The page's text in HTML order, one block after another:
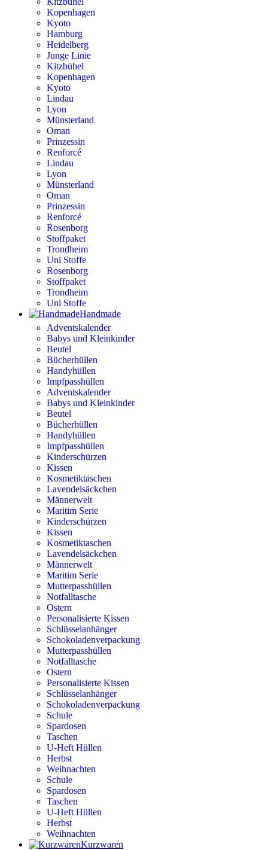
Kopenhagen
Kyoto
Hamburg
Heidelberg
Junge Linie
Kitzbühel
Kopenhagen
Kyoto
Lindau
Lyon
Münsterland
Oman
Prinzessin
Renforcé
Lindau
Lyon
Münsterland
Oman
Prinzessin
Renforcé
Rosenborg
Stoffpaket
Trondheim
Uni Stoffe
Rosenborg
Stoffpaket
Trondheim
Uni Stoffe
Handmade
Adventskalender
Babys und Kleinkinder
Beutel
Bücherhüllen
Handyhüllen
Impfpasshüllen
Adventskalender
Babys und Kleinkinder
Beutel
Bücherhüllen
Handyhüllen
Impfpasshüllen
Kinderschürzen
Kissen
Kosmetiktaschen
Lavendelsäckchen
Männerwelt
Maritim Serie
Kinderschürzen
Kissen
Kosmetiktaschen
Lavendelsäckchen
Männerwelt
Maritim Serie
Mutterpasshüllen
Notfalltasche
Ostern
Personalisierte Kissen
Schlüsselanhänger
Schokoladenverpackung
Mutterpasshüllen
Notfalltasche
Ostern
Personalisierte Kissen
Schlüsselanhänger
Schokoladenverpackung
Schule
Spardosen
Taschen
U-Heft Hüllen
Herbst
Weihnachten
Schule
Spardosen
Taschen
U-Heft Hüllen
Herbst
Weihnachten
Kurzwaren